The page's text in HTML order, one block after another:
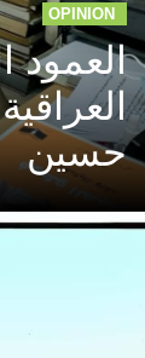
OPINION
العمود
حسين